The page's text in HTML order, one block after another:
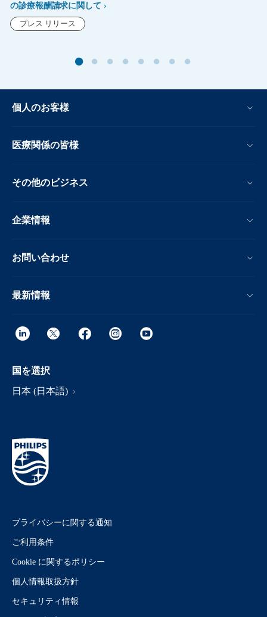
の診療報酬請求に関して
プレス リリース
個人のお客様
医療関係の皆様
その他のビジネス
企業情報
お問い合わせ
最新情報
国を選択
日本 (日本語)
プライバシーに関する通知
ご利用条件
Cookie に関するポリシー
個人情報取扱方針
セキュリティ情報